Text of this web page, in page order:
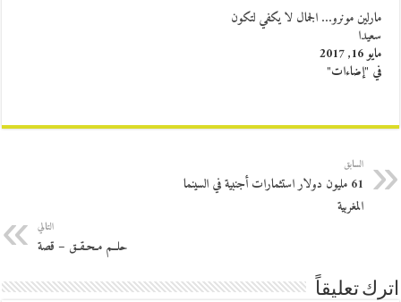
مارلين مونرو… الجمال لا يكفي لتكون
سعيدا
مايو 16, 2017
في "إضاءات"
السابق
61 مليون دولار استثمارات أجنبية في السينما
المغربية
التالي
حلــم مـحـقـق – قصة
اترك تعليقاً